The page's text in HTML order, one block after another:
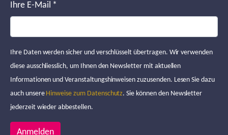
Ihre E-Mail *
Ihre Daten werden sicher und verschlüsselt übertragen. Wir verwenden
diese ausschliesslich, um Ihnen den Newsletter mit aktuellen
Informationen und Veranstaltungshinweisen zuzusenden. Lesen Sie dazu
auch unsere Hinweise zum Datenschutz. Sie können den Newsletter
jederzeit wieder abbestellen.
Anmelden